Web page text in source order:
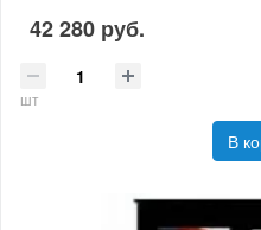
42 280 руб.
шт
В